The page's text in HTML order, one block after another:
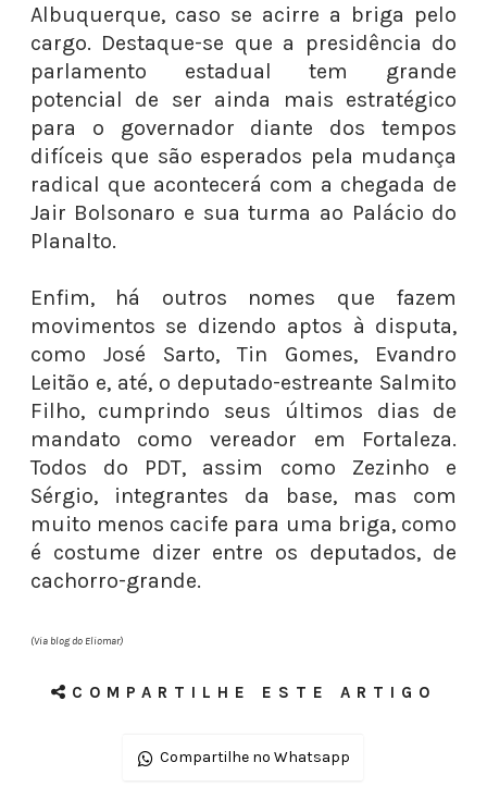
Albuquerque, caso se acirre a briga pelo
cargo. Destaque-se que a presidência do
parlamento estadual tem grande
potencial de ser ainda mais estratégico
para o governador diante dos tempos
difíceis que são esperados pela mudança
radical que acontecerá com a chegada de
Jair Bolsonaro e sua turma ao Palácio do
Planalto.
Enfim, há outros nomes que fazem
movimentos se dizendo aptos à disputa,
como José Sarto, Tin Gomes, Evandro
Leitão e, até, o deputado-estreante Salmito
Filho, cumprindo seus últimos dias de
mandato como vereador em Fortaleza.
Todos do PDT, assim como Zezinho e
Sérgio, integrantes da base, mas com
muito menos cacife para uma briga, como
é costume dizer entre os deputados, de
cachorro-grande.
(Via blog do Eliomar)
COMPARTILHE ESTE ARTIGO
Compartilhe no Whatsapp